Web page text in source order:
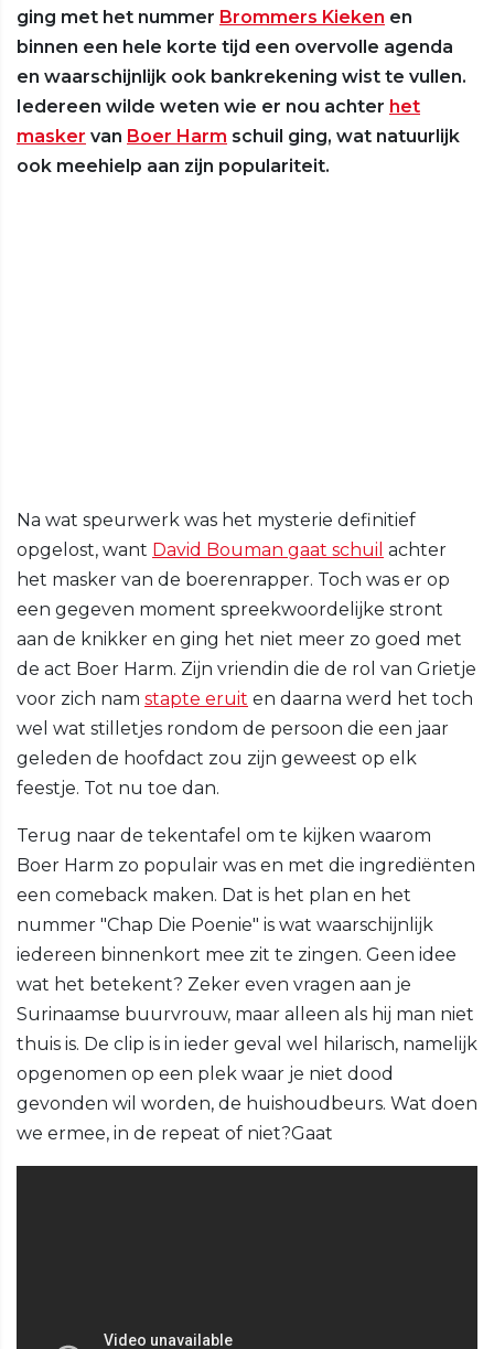
ging met het nummer Brommers Kieken en
binnen een hele korte tijd een overvolle agenda
en waarschijnlijk ook bankrekening wist te vullen.
Iedereen wilde weten wie er nou achter het
masker van Boer Harm schuil ging, wat natuurlijk
ook meehielp aan zijn populariteit.
Na wat speurwerk was het mysterie definitief
opgelost, want David Bouman gaat schuil achter
het masker van de boerenrapper. Toch was er op
een gegeven moment spreekwoordelijke stront
aan de knikker en ging het niet meer zo goed met
de act Boer Harm. Zijn vriendin die de rol van Grietje
voor zich nam stapte eruit en daarna werd het toch
wel wat stilletjes rondom de persoon die een jaar
geleden de hoofdact zou zijn geweest op elk
feestje. Tot nu toe dan.
Terug naar de tekentafel om te kijken waarom
Boer Harm zo populair was en met die ingrediënten
een comeback maken. Dat is het plan en het
nummer "Chap Die Poenie" is wat waarschijnlijk
iedereen binnenkort mee zit te zingen. Geen idee
wat het betekent? Zeker even vragen aan je
Surinaamse buurvrouw, maar alleen als hij man niet
thuis is. De clip is in ieder geval wel hilarisch, namelijk
opgenomen op een plek waar je niet dood
gevonden wil worden, de huishoudbeurs. Wat doen
we ermee, in de repeat of niet?Gaat